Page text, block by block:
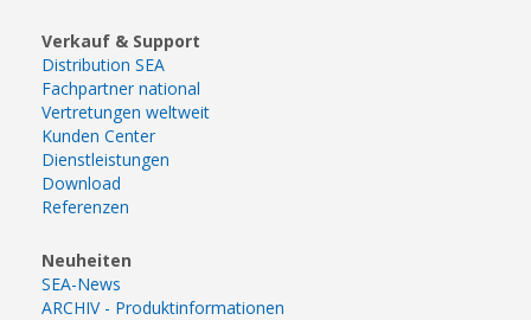
Verkauf & Support
Distribution SEA
Fachpartner national
Vertretungen weltweit
Kunden Center
Dienstleistungen
Download
Referenzen
Neuheiten
SEA-News
ARCHIV - Produktinformationen